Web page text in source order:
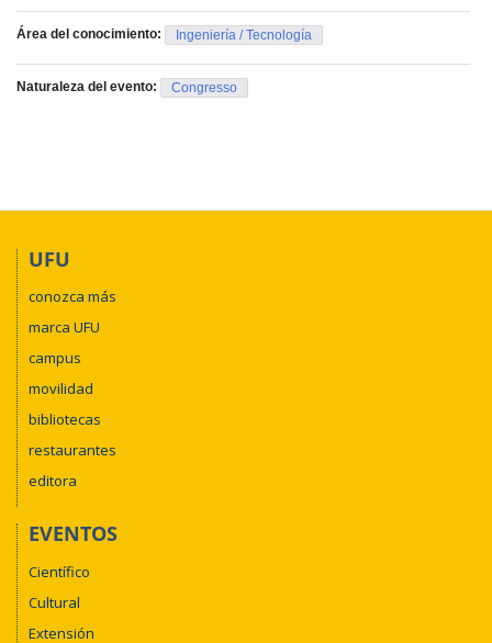
Área del conocimiento: Ingeniería / Tecnología
Naturaleza del evento: Congresso
UFU
conozca más
marca UFU
campus
movilidad
bibliotecas
restaurantes
editora
EVENTOS
Científico
Cultural
Extensión